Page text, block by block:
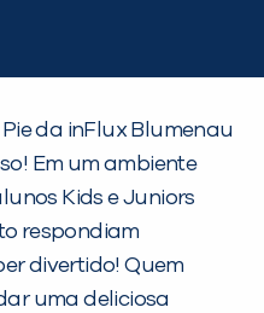
da inFlux Blumenau
Em um ambiente
Kids e Juniors
respondiam
divertido! Quem
uma deliciosa